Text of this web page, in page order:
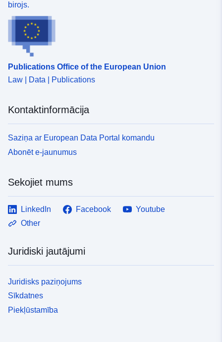
birojs.
Publications Office of the European Union
Law | Data | Publications
Kontaktinformācija
Saziņa ar European Data Portal komandu
Abonēt e-jaunumus
Sekojiet mums
LinkedIn Facebook
Youtube
Other
Juridiski jautājumi
Juridisks paziņojums
Sīkdatnes
Piekļūstamība